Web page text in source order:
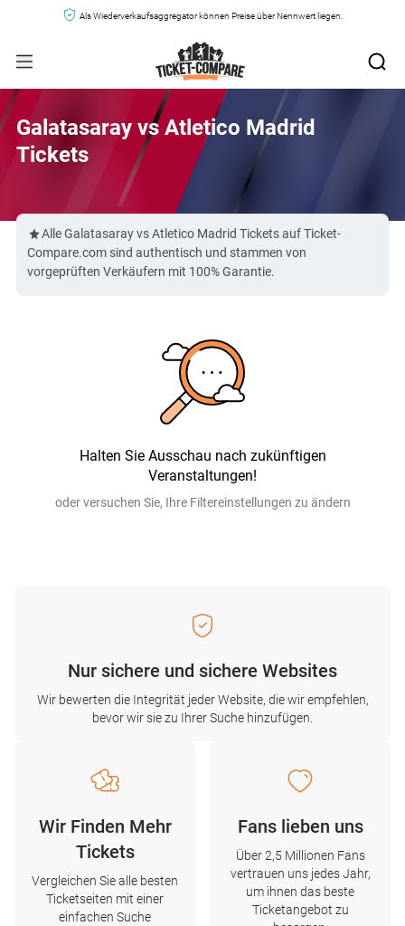
Als Wiederverkaufsaggregator können Preise über Nennwert liegen.
Galatasaray vs Atletico Madrid
Tickets
Alle Galatasaray vs Atletico Madrid Tickets auf Ticket-
Compare.com sind authentisch und stammen von
vorgeprüften Verkäufern mit 100% Garantie.
Halten Sie Ausschau nach zukünftigen
Veranstaltungen!
oder versuchen Sie, Ihre Filtereinstellungen zu ändern
Nur sichere und sichere Websites
Wir bewerten die Integrität jeder Website, die wir empfehlen,
bevor wir sie zu Ihrer Suche hinzufügen.
Wir Finden Mehr
Tickets
Vergleichen Sie alle besten
Ticketseiten mit einer
einfachen Suche
Fans lieben uns
Über 2,5 Millionen Fans
vertrauen uns jedes Jahr,
um ihnen das beste
Ticketangebot zu